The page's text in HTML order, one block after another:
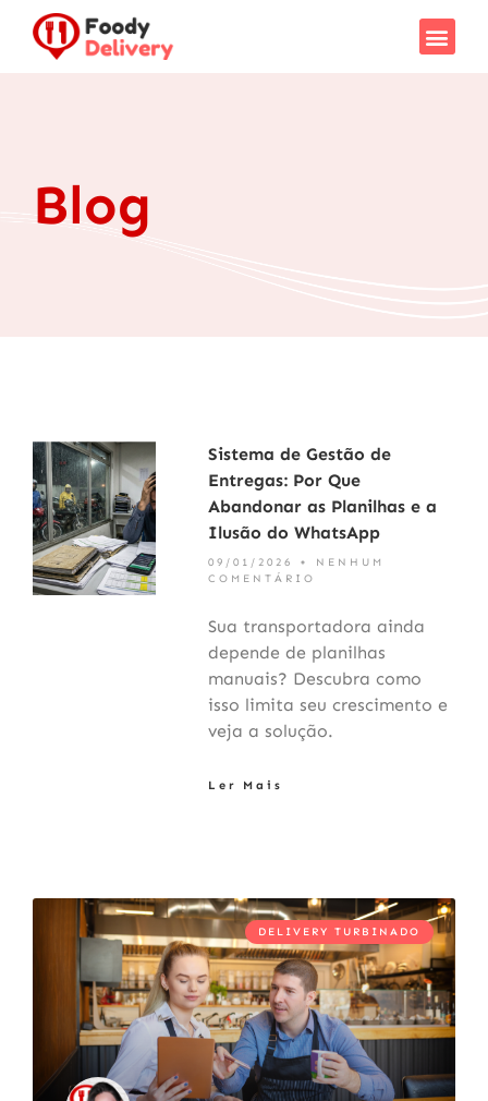
Blog
Sistema de Gestão de
Entregas: Por Que
Abandonar as Planilhas e a
Ilusão do WhatsApp
09/01/2026
NENHUM
COMENTÁRIO
Sua transportadora ainda
depende de planilhas
manuais? Descubra como
isso limita seu crescimento e
veja a solução.
Ler Mais
DELIVERY TURBINADO